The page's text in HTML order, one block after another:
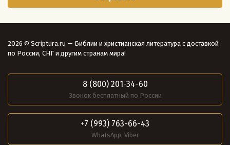
2026 © Scriptura.ru — Библии и христианская литература с доставкой
по России, СНГ и другим странам мира!
8 (800) 201-34-60
Звонок бесплатный по России
+7 (993) 763-66-43
WhatsApp, Viber